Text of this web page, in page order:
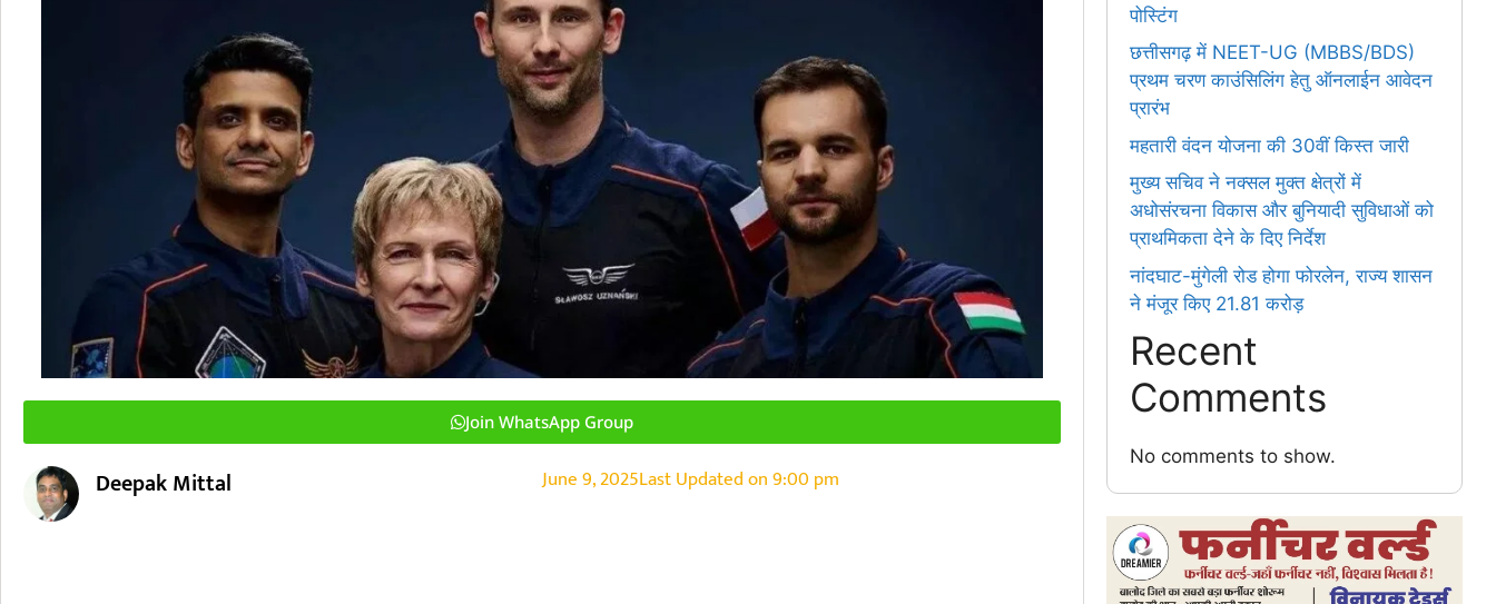
Join WhatsApp Group
Deepak Mittal June 9, 2025Last Updated on9:00 pm
पोस्टिंग
छत्तीसगढ़ में NEET-UG (MBBS/BDS)
प्रथम चरण काउंसिलिंग हेतु ऑनलाईन आवेदन
प्रारंभ
महतारी वंदन योजना की 30वीं किस्त जारी
मुख्य सचिव ने नक्सल मुक्त क्षेत्रों में
अधोसंरचना विकास और बुनियादी सुविधाओं को
प्राथमिकता देने के दिए निर्देश
नांदघाट-मुंगेली रोड होगा फोरलेन, राज्य शासन
ने मंजूर किए 21.81 करोड़
Recent
Comments
No comments to show.